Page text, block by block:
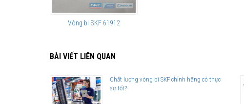
Vòng bi SKF 61912
BÀI VIẾT LIÊN QUAN
Chất lượng vòng bi SKF chính hãng có thực
sự tốt?